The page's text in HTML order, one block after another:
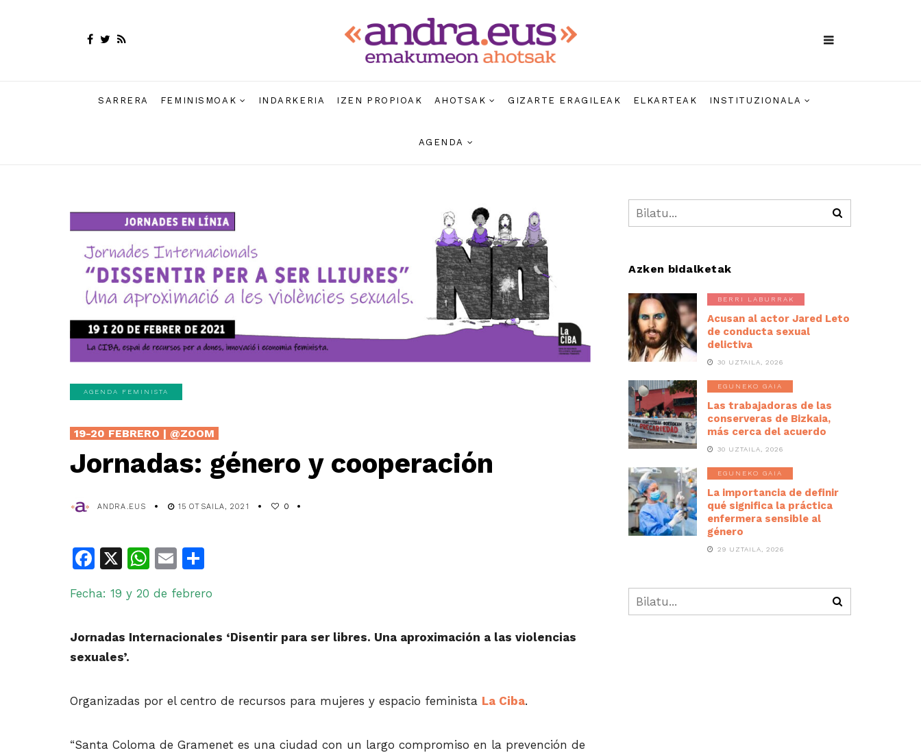
SARRERA FEMINISMOAK INDARKERIA IZEN PROPIOAK AHOTSAK GIZARTE ERAGILEAK ELKARTEAK INSTITUZIONALA
AGENDA
AGENDA FEMINISTA
19-20 FEBRERO | @ZOOM
Jornadas: género y cooperación
ANDRA.EUS 15 OTSAILA, 2021 0
Facebook
X WhatsApp
Email
Fecha: 19 y 20 de febrero
Jornadas Internacionales ‘Disentir para ser libres. Una aproximación a las violencias
sexuales’.
Organizadas por el centro de recursos para mujeres y espacio feminista La Ciba.
“Santa Coloma de Gramenet es una ciudad con un largo compromiso en la prevención de
Azken bidalketak
BERRI LABURRAK
Acusan al actor Jared Leto
de conducta sexual
delictiva
30 UZTAILA, 2026
EGUNEKO GAIA
Las trabajadoras de las
conserveras de Bizkaia,
más cerca del acuerdo
30 UZTAILA, 2026
EGUNEKO GAIA
La importancia de definir
qué significa la práctica
enfermera sensible al
género
29 UZTAILA, 2026